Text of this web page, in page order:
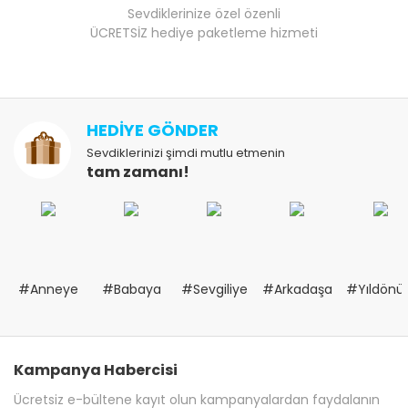
Sevdiklerinize özel özenli
ÜCRETSİZ hediye paketleme hizmeti
HEDİYE GÖNDER
Sevdiklerinizi şimdi mutlu etmenin
tam zamanı!
#Anneye #Babaya #Sevgiliye #Arkadaşa
Kampanya Habercisi
Ücretsiz e-bültene kayıt olun kampanyalardan faydalanın